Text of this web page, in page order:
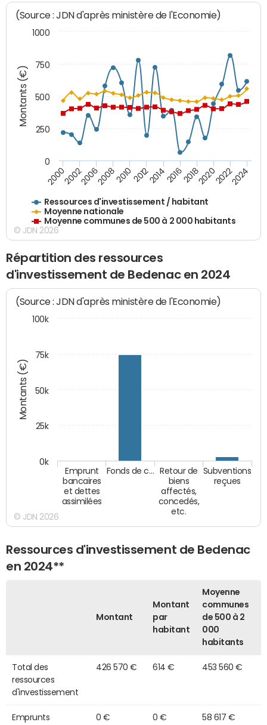
Montants (€)
(Source : JDN d'après ministère de l'Economie)
Ressources d'investissement / habitant
Moyenne nationale
Moyenne communes de 500 à 2 000 habitants
200020022006200820102012201420162018202020222024
0
250
500
750
1000
© JDN 2026
Répartition des ressources
d'investissement de Bedenac en 2024
Montants (€)
(Source : JDN d'après ministère de l'Economie)
Emprunt
bancaires
et dettes
assimilées
Fonds de c…
Retour de
biens
affectés,
concedés,
etc.
Subventions
reçues
0k
25k
50k
75k
100k
© JDN 2026
Ressources d'investissement de Bedenac
en 2024**
Montant
Montant
par
habitant
Moyenne
communes
de 500 à 2
000
habitants
Total des
ressources
d'investissement
426 570 € 614 € 453 560 €
Emprunts 0 € 0 € 58 617 €